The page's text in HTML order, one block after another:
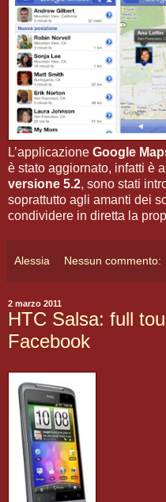
L’applicazione Google
è stato aggiornato, infatti è
versione 5.2, sono stati
soprattutto agli amanti dei
condividere in diretta la
Alessia Nessun commento:
2 marzo 2011
HTC Salsa: full
Facebook